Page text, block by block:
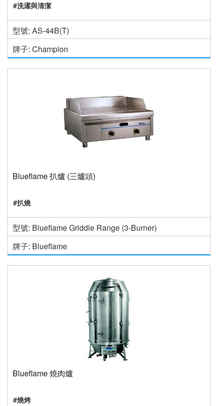
#洗濯與清潔
型號: AS-44B(T)
牌子: Champion
Blueflame 扒爐 (三爐頭)
#扒燒
型號: Blueflame Griddle Range (3-Burner)
牌子: Blueflame
Blueflame 燒肉爐
#燒烤